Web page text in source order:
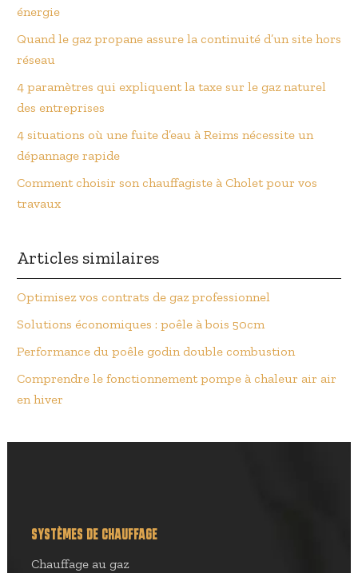
énergie
Quand le gaz propane assure la continuité d’un site hors
réseau
4 paramètres qui expliquent la taxe sur le gaz naturel
des entreprises
4 situations où une fuite d’eau à Reims nécessite un
dépannage rapide
Comment choisir son chauffagiste à Cholet pour vos
travaux
Articles similaires
Optimisez vos contrats de gaz professionnel
Solutions économiques : poêle à bois 50cm
Performance du poêle godin double combustion
Comprendre le fonctionnement pompe à chaleur air air
en hiver
SYSTÈMES DE CHAUFFAGE
Chauffage au gaz